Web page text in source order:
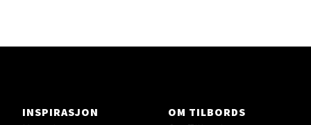
INSPIRASJON
OM TILBORDS